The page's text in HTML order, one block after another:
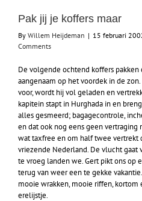
Pak jij je koffers maar
By Willem Heijdeman | 15 februari
Comments
De volgende ochtend koffers
aangenaam op het voordek in de
voor, wordt hij vol geladen en
kapitein stapt in Hurghada in en
alles gesmeerd; bagagecontrole,
en dat ook nog eens geen vertraging
wat taxfree en om half twee vertrekt
vriezende Nederland. De vlucht
te vroeg landen we. Gert pikt ons op
terug van weer een te gekke
mooie wrakken, mooie riffen, kortom
erelijstje.